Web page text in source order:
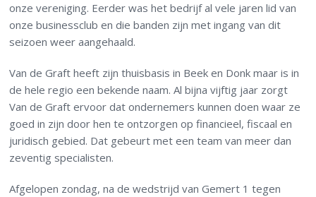
onze vereniging. Eerder was het bedrijf al vele jaren lid van
onze businessclub en die banden zijn met ingang van dit
seizoen weer aangehaald.
Van de Graft heeft zijn thuisbasis in Beek en Donk maar is in
de hele regio een bekende naam. Al bijna vijftig jaar zorgt
Van de Graft ervoor dat ondernemers kunnen doen waar ze
goed in zijn door hen te ontzorgen op financieel, fiscaal en
juridisch gebied. Dat gebeurt met een team van meer dan
zeventig specialisten.
Afgelopen zondag, na de wedstrijd van Gemert 1 tegen